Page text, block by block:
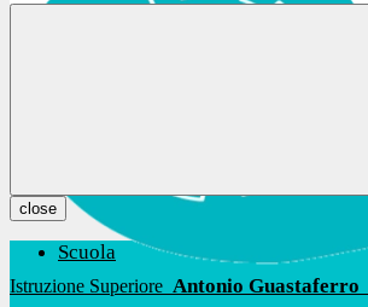
Istruzione Superiore Antonio Guastaferro
close
Scuola